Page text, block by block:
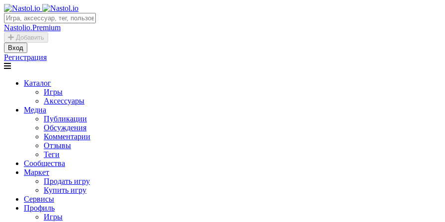
Nastolio.Premium
Добавить
Вход
Регистрация
Каталог
Игры
Аксессуары
Медиа
Публикации
Обсуждения
Комментарии
Отзывы
Теги
Сообщества
Маркет
Продать игру
Купить игру
Сервисы
Профиль
Игры